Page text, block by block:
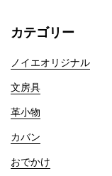
カテゴリー
ノイエオリジナル
文房具
革小物
カバン
おでかけ